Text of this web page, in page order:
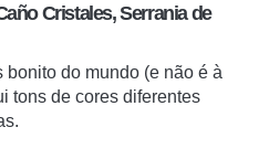
Cristales, Serrania de
do mundo (e não é à
tons de cores diferentes